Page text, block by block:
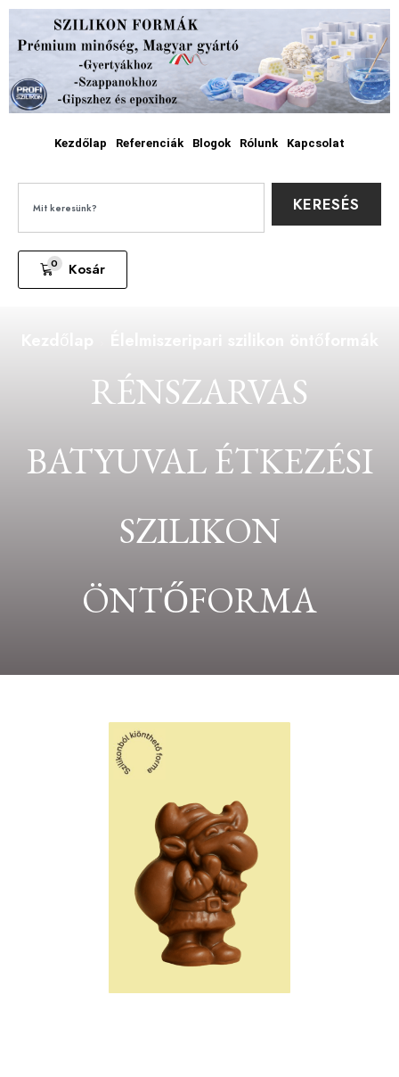
Kezdőlap Referenciák Blogok Rólunk Kapcsolat
KERESÉS
0 Kosár
RÉNSZARVAS
BATYUVAL ÉTKEZÉSI
SZILIKON
ÖNTŐFORMA